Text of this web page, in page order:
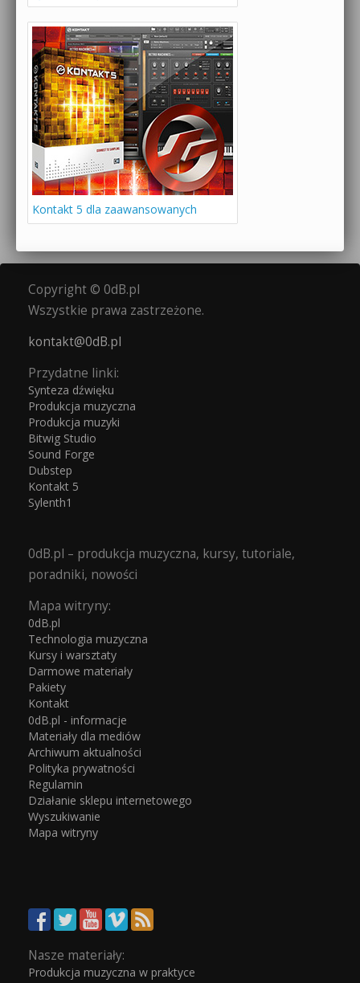
Kontakt 5 dla zaawansowanych
Copyright © 0dB.pl
Wszystkie prawa zastrzeżone.
kontakt@0dB.pl
Przydatne linki:
Synteza dźwięku
Produkcja muzyczna
Produkcja muzyki
Bitwig Studio
Sound Forge
Dubstep
Kontakt 5
Sylenth1
0dB.pl – produkcja muzyczna, kursy, tutoriale,
poradniki, nowości
Mapa witryny:
0dB.pl
Technologia muzyczna
Kursy i warsztaty
Darmowe materiały
Pakiety
Kontakt
0dB.pl - informacje
Materiały dla mediów
Archiwum aktualności
Polityka prywatności
Regulamin
Działanie sklepu internetowego
Wyszukiwanie
Mapa witryny
Nasze materiały:
Produkcja muzyczna w praktyce